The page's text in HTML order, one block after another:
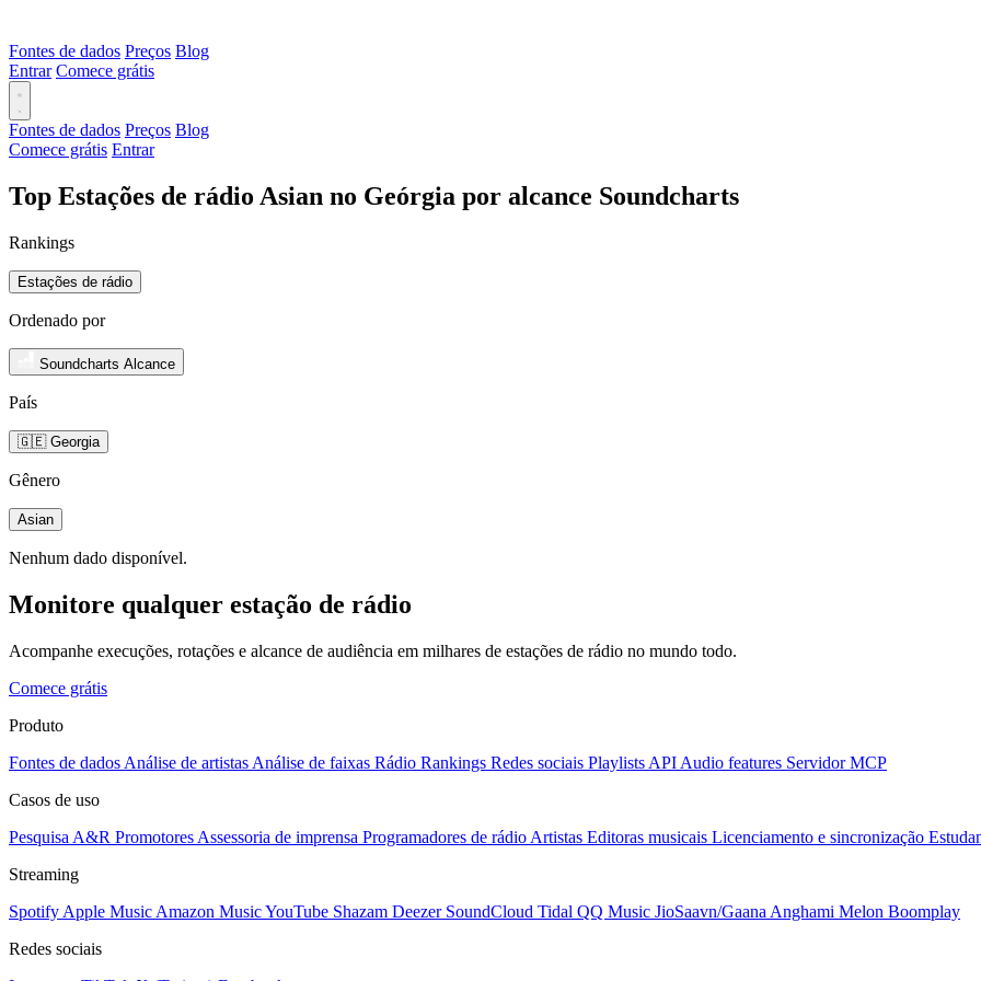
Fontes de dados Preços Blog
Entrar Comece grátis
Fontes de dados Preços Blog
Comece grátis Entrar
Top Estações de rádio Asian no Geórgia por alcance Soundcharts
Rankings
Estações de rádio
Ordenado por
Soundcharts Alcance
País
🇬🇪 Georgia
Gênero
Asian
Nenhum dado disponível.
Monitore qualquer estação de rádio
Acompanhe execuções, rotações e alcance de audiência em milhares de estações de rádio no mundo todo.
Comece grátis
Produto
Fontes de dados Análise de artistas Análise de faixas Rádio Rankings Redes sociais Playlists API Audio features Servidor MCP
Casos de uso
Pesquisa A&R Promotores Assessoria de imprensa Programadores de rádio Artistas Editoras musicais Licenciamento e sincronização
Streaming
Spotify Apple Music Amazon MusicYouTube Shazam Deezer SoundCloud Tidal QQ Music JioSaavn/Gaana Anghami Melon Boomplay
Redes sociais